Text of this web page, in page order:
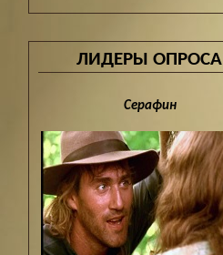
ЛИДЕРЫ ОПРОСА
Серафин